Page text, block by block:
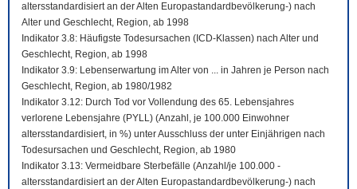
altersstandardisiert an der Alten Europastandardbevölkerung-) nach
Alter und Geschlecht, Region, ab 1998
Indikator 3.8: Häufigste Todesursachen (ICD-Klassen) nach Alter und
Geschlecht, Region, ab 1998
Indikator 3.9: Lebenserwartung im Alter von ... in Jahren je Person nach
Geschlecht, Region, ab 1980/1982
Indikator 3.12: Durch Tod vor Vollendung des 65. Lebensjahres
verlorene Lebensjahre (PYLL) (Anzahl, je 100.000 Einwohner
altersstandardisiert, in %) unter Ausschluss der unter Einjährigen nach
Todesursachen und Geschlecht, Region, ab 1980
Indikator 3.13: Vermeidbare Sterbefälle (Anzahl/je 100.000 -
altersstandardisiert an der Alten Europastandardbevölkerung-) nach